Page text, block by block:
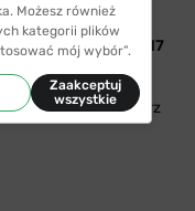
Ban® 3025 112/17
oraz ściereczkę.
do okularówi dobierz
Możesz również
kategorii plików
mój wybór”.
Zaakceptuj
wszystkie